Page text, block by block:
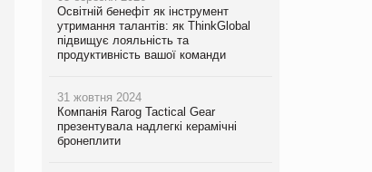
Освітній бенефіт як інструмент
утримання талантів: як ThinkGlobal
підвищує лояльність та
продуктивність вашої команди
31 жовтня 2024
Компанія Rarog Tactical Gear
презентувала надлегкі керамічні
бронеплити